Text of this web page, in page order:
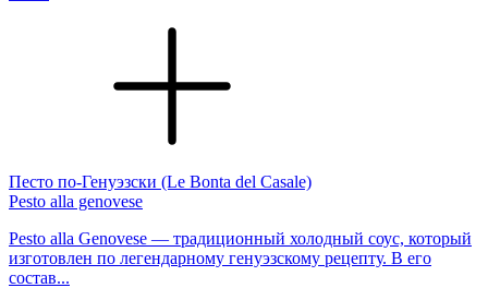
Песто по-Генуэзски (Le Bonta del Casale)
Pesto alla genovese
Pesto alla Genovese — традиционный холодный соус, который
изготовлен по легендарному генуэзскому рецепту. В его
состав...